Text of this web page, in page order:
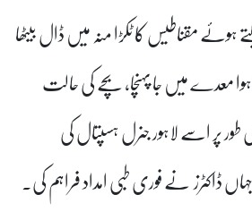
ہوئے مقناطیس کا ٹکڑا منہ میں ڈال بیٹھا
معدے میں جا پہنچا، بچے کی حالت
پر اسے لاہور جنرل ہسپتال کی
ڈاکٹرز نے فوری طبی امداد فراہم کی۔